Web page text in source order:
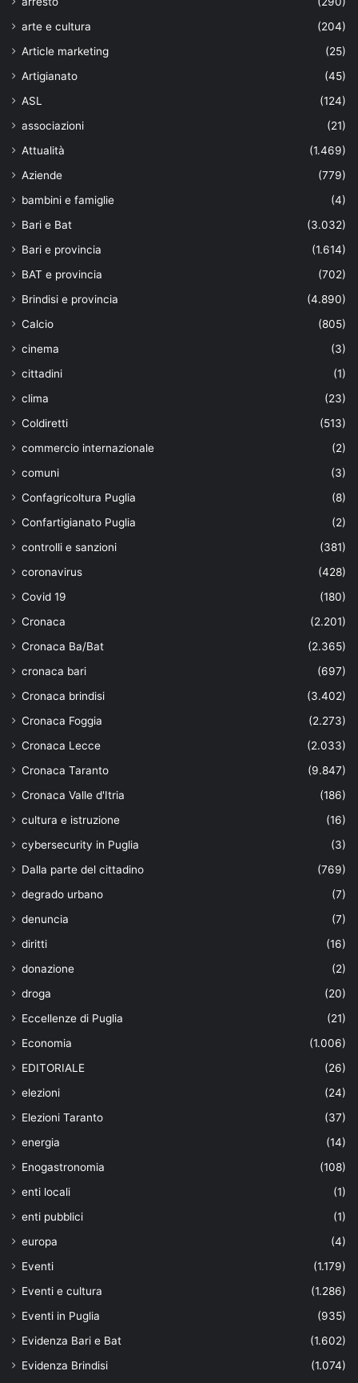
arte e cultura
(204)
Article marketing
(25)
Artigianato
(45)
ASL
(124)
associazioni
(21)
Attualità
(1.469)
Aziende
(779)
bambini e famiglie
(4)
Bari e Bat
(3.032)
Bari e provincia
(1.614)
BAT e provincia
(702)
Brindisi e provincia
(4.890)
Calcio
(805)
cinema
(3)
cittadini
(1)
clima
(23)
Coldiretti
(513)
commercio internazionale
(2)
comuni
(3)
Confagricoltura Puglia
(8)
Confartigianato Puglia
(2)
controlli e sanzioni
(381)
coronavirus
(428)
Covid 19
(180)
Cronaca
(2.201)
Cronaca Ba/Bat
(2.365)
cronaca bari
(697)
Cronaca brindisi
(3.402)
Cronaca Foggia
(2.273)
Cronaca Lecce
(2.033)
Cronaca Taranto
(9.847)
Cronaca Valle d'Itria
(186)
cultura e istruzione
(16)
cybersecurity in Puglia
(3)
Dalla parte del cittadino
(769)
degrado urbano
(7)
denuncia
(7)
diritti
(16)
donazione
(2)
droga
(20)
Eccellenze di Puglia
(21)
Economia
(1.006)
EDITORIALE
(26)
elezioni
(24)
Elezioni Taranto
(37)
energia
(14)
Enogastronomia
(108)
enti locali
(1)
enti pubblici
(1)
europa
(4)
Eventi
(1.179)
Eventi e cultura
(1.286)
Eventi in Puglia
(935)
Evidenza Bari e Bat
(1.602)
Evidenza Brindisi
(1.074)